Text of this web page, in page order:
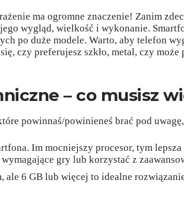
ma ogromne znaczenie! Zanim
wygląd, wielkość i wykonanie.
po duże modele. Warto, aby telefon
czy preferujesz szkło, metal, czy może
– co musisz
powinnaś/powinieneś brać pod
Im mocniejszy procesor, tym
gry lub korzystać z
ale 6 GB lub więcej to idealne